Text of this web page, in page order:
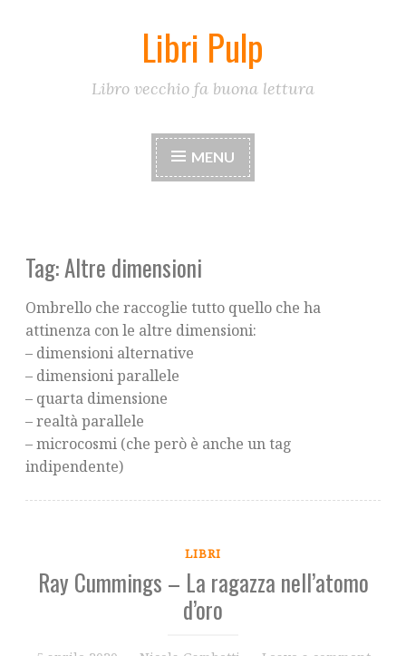
Libri Pulp
Libro vecchio fa buona lettura
MENU
Tag:Altre dimensioni
Ombrello che raccoglie tutto quello che ha
attinenza con le altre dimensioni:
– dimensioni alternative
– dimensioni parallele
– quarta dimensione
– realtà parallele
– microcosmi (che però è anche un tag
indipendente)
LIBRI
Ray Cummings – La ragazza nell’atomo
d’oro